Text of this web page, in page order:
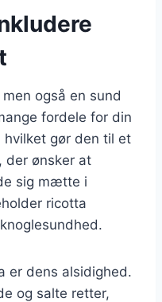
også en sund
fordele for din
hvilket gør den til et
der ønsker at
sig mætte i
ricotta
er dens alsidighed.
og salte retter,